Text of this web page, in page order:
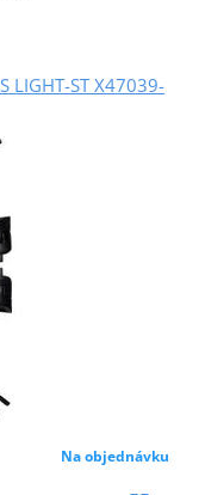
LIGHT-ST X47039-
Na objednávku